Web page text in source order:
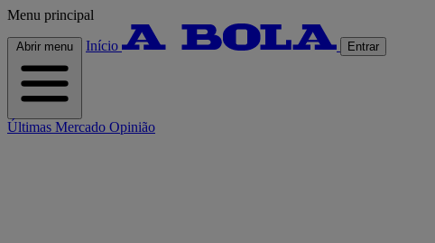
Menu principal
Abrir menu Início Entrar
Últimas Mercado Opinião